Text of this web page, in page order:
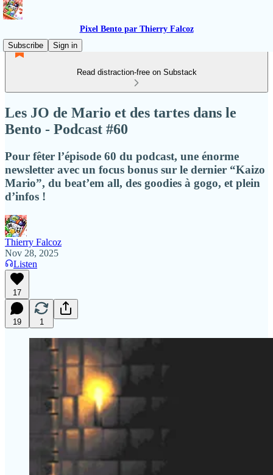
Pixel Bento par Thierry Falcoz
Subscribe
Sign in
Read distraction-free on Substack
Les JO de Mario et des tartes dans le
Bento - Podcast #60
Pour fêter l’épisode 60 du podcast, une énorme
newsletter avec un focus bonus sur le dernier “Kaizo
Mario”, du beat’em all, des goodies à gogo, et plein
d’infos !
Thierry Falcoz
Nov 28, 2025
Listen
17
19 1